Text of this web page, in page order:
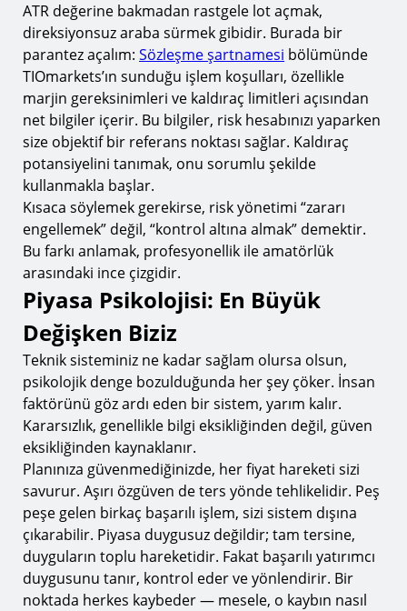
ATR değerine bakmadan rastgele lot açmak,
direksiyonsuz araba sürmek gibidir. Burada bir
parantez açalım: Sözleşme şartnamesi bölümünde
TIOmarkets’ın sunduğu işlem koşulları, özellikle
marjin gereksinimleri ve kaldıraç limitleri açısından
net bilgiler içerir. Bu bilgiler, risk hesabınızı yaparken
size objektif bir referans noktası sağlar. Kaldıraç
potansiyelini tanımak, onu sorumlu şekilde
kullanmakla başlar.
Kısaca söylemek gerekirse, risk yönetimi “zararı
engellemek” değil, “kontrol altına almak” demektir.
Bu farkı anlamak, profesyonellik ile amatörlük
arasındaki ince çizgidir.
Piyasa Psikolojisi: En Büyük
Değişken Biziz
Teknik sisteminiz ne kadar sağlam olursa olsun,
psikolojik denge bozulduğunda her şey çöker. İnsan
faktörünü göz ardı eden bir sistem, yarım kalır.
Kararsızlık, genellikle bilgi eksikliğinden değil, güven
eksikliğinden kaynaklanır.
Planınıza güvenmediğinizde, her fiyat hareketi sizi
savurur. Aşırı özgüven de ters yönde tehlikelidir. Peş
peşe gelen birkaç başarılı işlem, sizi sistem dışına
çıkarabilir. Piyasa duygusuz değildir; tam tersine,
duyguların toplu hareketidir. Fakat başarılı yatırımcı
duygusunu tanır, kontrol eder ve yönlendirir. Bir
noktada herkes kaybeder — mesele, o kaybın nasıl